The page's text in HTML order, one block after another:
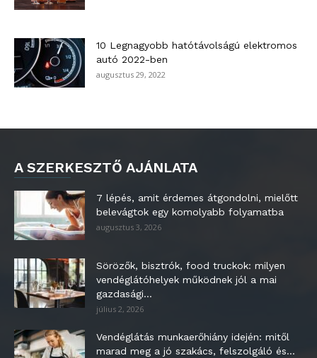
10 Legnagyobb hatótávolságú elektromos
autó 2022-ben
augusztus 29, 2022
A SZERKESZTŐ AJÁNLATA
7 lépés, amit érdemes átgondolni, mielőtt
belevágtok egy komolyabb folyamatba
augusztus 3, 2026
Sörözők, bisztrók, food truckok: milyen
vendéglátóhelyek működnek jól a mai
gazdasági...
július 2, 2026
Vendéglátás munkaerőhiány idején: mitől
marad meg a jó szakács, felszolgáló és...